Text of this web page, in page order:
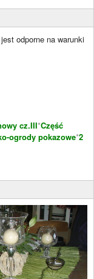
odporne na warunki
cz.III*Część
ogrody pokazowe*2